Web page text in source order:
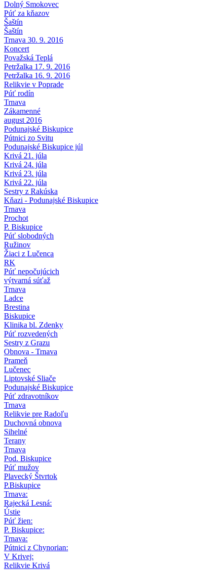
Dolný Smokovec
Púť za kňazov
Šaštín
Šaštín
Trnava 30. 9. 2016
Koncert
Považská Teplá
Petržalka 17. 9. 2016
Petržalka 16. 9. 2016
Relikvie v Poprade
Púť rodín
Trnava
Zákamenné
august 2016
Podunajské Biskupice
Pútnici zo Svitu
Podunajské Biskupice júl
Krivá 21. júla
Krivá 24. júla
Krivá 23. júla
Krivá 22. júla
Sestry z Rakúska
Kňazi - Podunajské Biskupice
Trnava
Prochot
P. Biskupice
Púť slobodných
Ružinov
Žiaci z Lučenca
RK
Púť nepočujúcich
výtvarná súťaž
Trnava
Ladce
Brestina
Biskupice
Klinika bl. Zdenky
Púť rozvedených
Sestry z Grazu
Obnova - Trnava
Prameň
Lučenec
Liptovské Sliače
Podunajské Biskupice
Púť zdravotníkov
Trnava
Relikvie pre Radoľu
Duchovná obnova
Sihelné
Terany
Trnava
Pod. Biskupice
Púť mužov
Plavecký Štvrtok
P.Biskupice
Trnava:
Rajecká Lesná:
Ústie
Púť žien:
P. Biskupice:
Trnava:
Pútnici z Chynorian:
V Krivej:
Relikvie Krivá